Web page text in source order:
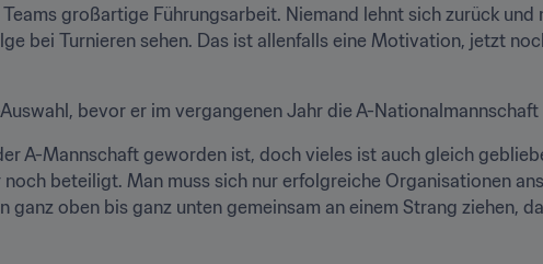
großartige Führungsarbeit. Niemand lehnt sich zurück und
bei Turnieren sehen. Das ist allenfalls eine Motivation, jetzt
bevor er im vergangenen Jahr die A-Nationalmannschaft
A-Mannschaft geworden ist, doch vieles ist auch gleich
beteiligt. Man muss sich nur erfolgreiche Organisationen
ganz oben bis ganz unten gemeinsam an einem Strang ziehen,